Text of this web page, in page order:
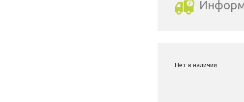
Нет в наличии